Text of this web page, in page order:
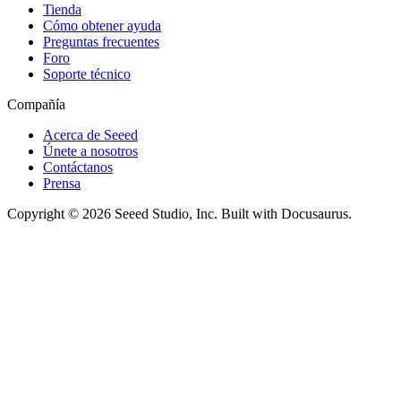
Tienda
Cómo obtener ayuda
Preguntas frecuentes
Foro
Soporte técnico
Compañía
Acerca de Seeed
Únete a nosotros
Contáctanos
Prensa
Copyright © 2026 Seeed Studio, Inc. Built with Docusaurus.